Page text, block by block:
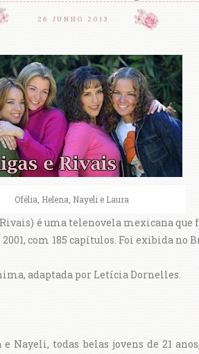
26 JUNHO 2013
Ofélia, Helena, Nayeli e Laura
é uma telenovela mexicana que
com 185 capítulos. Foi exibida no
adaptada por Letícia Dornelles.
Nayeli, todas belas jovens de 21